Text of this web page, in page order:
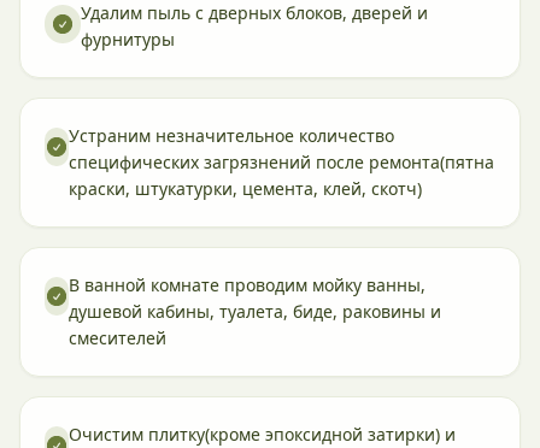
Удалим пыль с дверных блоков, дверей и
фурнитуры
Устраним незначительное количество
специфических загрязнений после ремонта(пятна
краски, штукатурки, цемента, клей, скотч)
В ванной комнате проводим мойку ванны,
душевой кабины, туалета, биде, раковины и
смесителей
Очистим плитку(кроме эпоксидной затирки) и